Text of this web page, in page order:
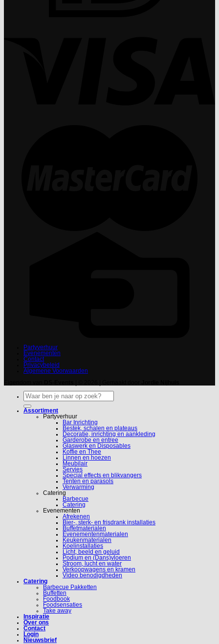
Partyverhuur
Evenementen
Contact
Privacybeleid
Algemene Voorwaarden
Zoeken
naar:
Assortiment
Partyverhuur
Bar Inrichting
Bestek, schalen en plateaus
Decoratie, inrichting en aankleding
Garderobe en entree
Glaswerk en Disposables
Koffie en Thee
Linnen en hoezen
Meubilair
Servies
Special effects en blikvangers
Tenten en parasols
Verwarming
Catering
Barbecue
Catering
Evenementen
Afrekenen
Bier-, sterk- en frisdrank installaties
Buffetmaterialen
Evenementenmaterialen
Keukenmaterialen
Koelinstallaties
Licht, beeld en geluid
Podium en (Dans)vloeren
Stroom, lucht en water
Verkoopwagens en kramen
Video benodigdheden
Catering
Barbecue Pakketten
Buffetten
Foodbook
Foodsensaties
Take away
Inspiratie
Over ons
Contact
Login
Nieuwsbrief